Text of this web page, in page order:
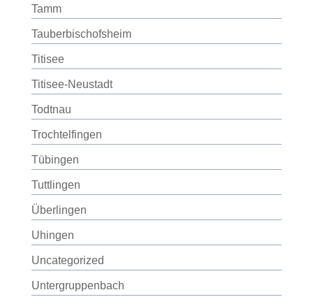
Tamm
Tauberbischofsheim
Titisee
Titisee-Neustadt
Todtnau
Trochtelfingen
Tübingen
Tuttlingen
Überlingen
Uhingen
Uncategorized
Untergruppenbach